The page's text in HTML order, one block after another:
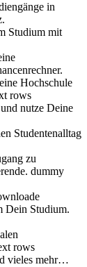
in
Studium mit
Hochschule
rows
nutze Deine
Studentenalltag
zu
dummy
Dein Studium.
rows
vieles mehr…